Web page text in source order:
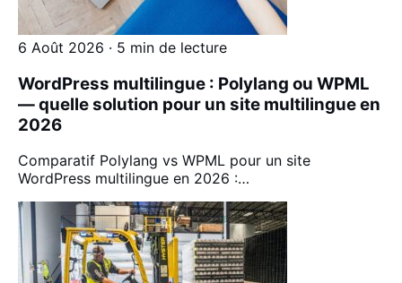
6 Août 2026 · 5 min de lecture
WordPress multilingue : Polylang ou WPML
— quelle solution pour un site multilingue en
2026
Comparatif Polylang vs WPML pour un site
WordPress multilingue en 2026 :…